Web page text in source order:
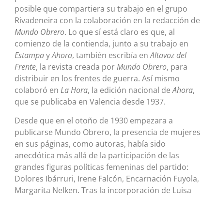
posible que compartiera su trabajo en el grupo
Rivadeneira con la colaboración en la redacción de
Mundo Obrero. Lo que sí está claro es que, al
comienzo de la contienda, junto a su trabajo en
EstampayAhora, también escribía enAltavoz del
Frente, la revista creada porMundo Obrero, para
distribuir en los frentes de guerra. Así mismo
colaboró en La Hora, la edición nacional deAhora,
que se publicaba en Valencia desde 1937.
Desde que en el otoño de 1930 empezara a
publicarse Mundo Obrero, la presencia de mujeres
en sus páginas, como autoras, había sido
anecdótica más allá de la participación de las
grandes figuras políticas femeninas del partido:
Dolores Ibárruri, Irene Falcón, Encarnación Fuyola,
Margarita Nelken. Tras la incorporación de Luisa